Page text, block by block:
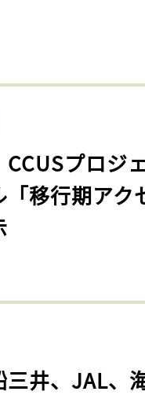
CCUSプロジ
「移行期アク
三井、JAL、